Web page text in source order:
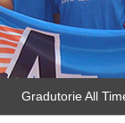
Gradutorie All